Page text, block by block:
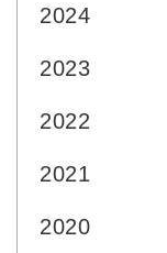
2024
2023
2022
2021
2020